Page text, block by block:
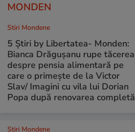
MONDEN
Stiri Mondene
5 Știri by Libertatea- Monden:
Bianca Drăgușanu rupe tăcerea
despre pensia alimentară pe
care o primește de la Victor
Slav/ Imagini cu vila lui Dorian
Popa după renovarea completă
Stiri Mondene